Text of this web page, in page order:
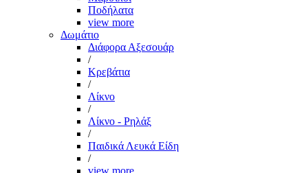
Ποδήλατα
view more
Δωμάτιο
Διάφορα Αξεσουάρ
/
Κρεβάτια
/
Λίκνο
/
Λίκνο - Ρηλάξ
/
Παιδικά Λευκά Είδη
/
view more